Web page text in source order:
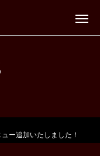
ー追加いたしました！